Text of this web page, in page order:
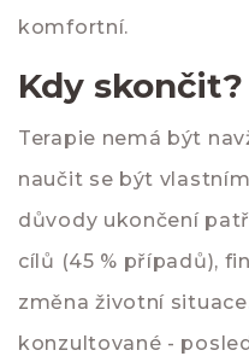
komfortní.
Kdy skončit?
Terapie nemá být
naučit se být
důvody ukončení
cílů (45 % případů),
změna životní
konzultované -